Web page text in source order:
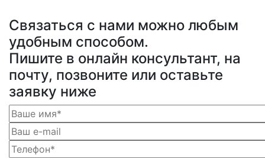
Связаться с нами можно любым
удобным способом.
Пишите в онлайн консультант, на
почту, позвоните или оставьте
заявку ниже